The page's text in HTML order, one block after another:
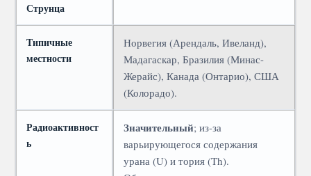
Струнца
Типичные
местности
Норвегия (Арендаль, Ивеланд),
Мадагаскар, Бразилия (Минас-
Жерайс), Канада (Онтарио), США
(Колорадо).
Радиоактивност
ь
Значительный; из-за
варьирующегося содержания
урана (U) и тория (Th).